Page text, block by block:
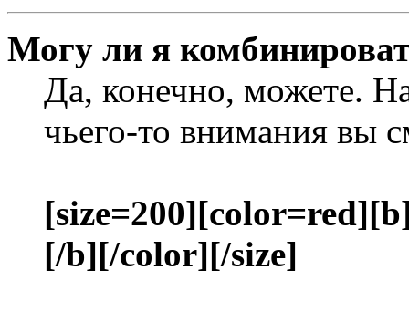
Могу ли я
Да, конечно, можете.
чьего-то внимания вы
[/b][/color][/size]